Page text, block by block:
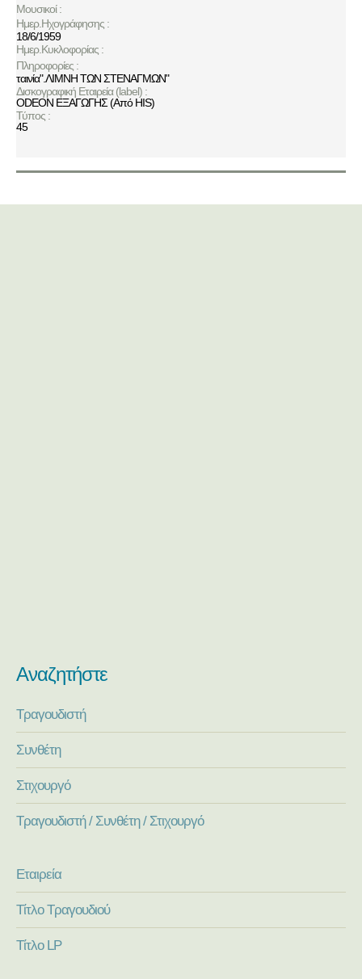
Μουσικοί :
Ημερ.Ηχογράφησης :
18/6/1959
Ημερ.Κυκλοφορίας :
Πληροφορίες :
ταινία".ΛΙΜΝΗ ΤΩΝ ΣΤΕΝΑΓΜΩΝ"
Δισκογραφική Εταιρεία (label) :
ODEON ΕΞΑΓΩΓΗΣ (Από HIS)
Τύπος :
45
Αναζητήστε
Τραγουδιστή
Συνθέτη
Στιχουργό
Τραγουδιστή / Συνθέτη / Στιχουργό
Εταιρεία
Τίτλο Τραγουδιού
Τίτλο LP